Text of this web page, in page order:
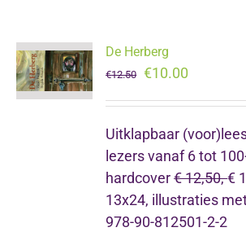
De Herberg
€12.50 Oorspronkelijke
€12.50.
€10.00
€10.00.
Uitklapbaar
lezers vanaf 6 tot
hardcover€ 12,50,€
13x24, illustraties
978-90-812501-2-2